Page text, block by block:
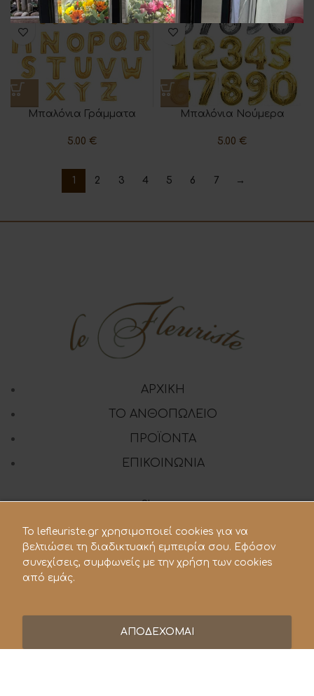
Μπαλόνια Γράμματα
5.00 €
Μπαλόνια Νούμερα
5.00 €
1 2 3 4 5 6 7 →
ΑΡΧΙΚΗ
ΤΟ ΑΝΘΟΠΩΛΕΙΟ
ΠΡΟΪΟΝΤΑ
ΕΠΙΚΟΙΝΩΝΙΑ
Share:
210 28.21.119
To lefleuriste.gr χρησιμοποιεί cookies για να
βελτιώσει τη διαδικτυακή εμπειρία σου. Εφόσον
συνεχίσεις, συμφωνείς με την χρήση των cookies
από εμάς.
ΑΠΟΔΕΧΟΜΑΙ